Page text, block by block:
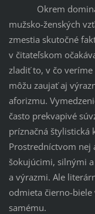
Okrem
mužsko-ženských
zmestia skutočné
v čitateľskom
zladiť to, v čo
môžu zaujať aj
aforizmu.
často prekvapivé
príznačná štylistická
Prostredníctvom nej
šokujúcimi, silnými
a výrazmi. Ale
odmieta čierno-
samému.